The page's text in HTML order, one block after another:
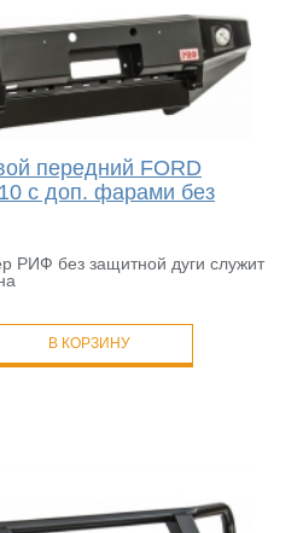
передний FORD
с доп. фарами без
РИФ без защитной дуги служит
В КОРЗИНУ